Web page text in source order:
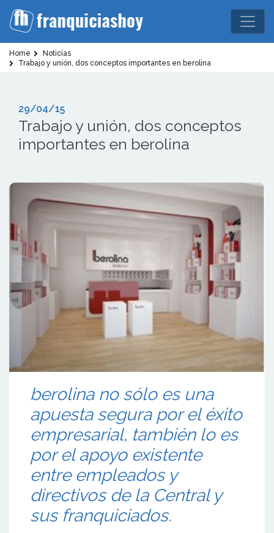
Home
Noticias
Trabajo y unión, dos conceptos importantes en berolina
29/04/15
Trabajo y unión, dos conceptos
importantes en berolina
berolina no sólo es una
apuesta segura por el éxito
empresarial, también lo es
por el apoyo existente
entre empleados y
directivos de la Central y
sus franquiciados.